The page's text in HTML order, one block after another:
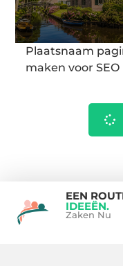
Plaatsnaam
maken voor SEO
EEN
IDEEËN.
Zaken Nu